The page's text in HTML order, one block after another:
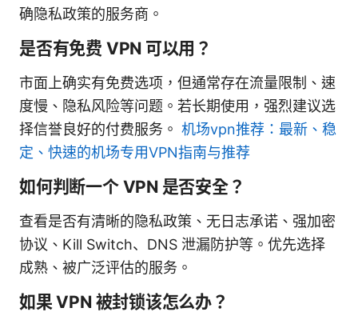
确隐私政策的服务商。
是否有免费 VPN 可以用？
市面上确实有免费选项，但通常存在流量限制、速
度慢、隐私风险等问题。若长期使用，强烈建议选
择信誉良好的付费服务。 机场vpn推荐：最新、稳
定、快速的机场专用VPN指南与推荐
如何判断一个 VPN 是否安全？
查看是否有清晰的隐私政策、无日志承诺、强加密
协议、Kill Switch、DNS 泄漏防护等。优先选择
成熟、被广泛评估的服务。
如果 VPN 被封锁该怎么办？